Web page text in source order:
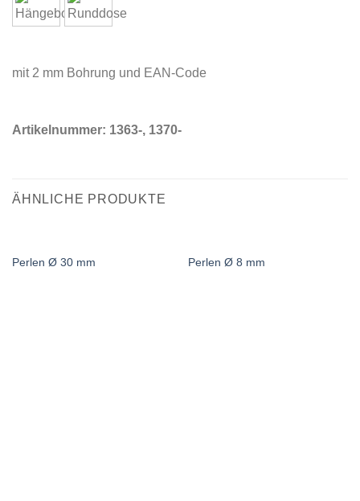
mit 2 mm Bohrung und EAN-Code
Artikelnummer: 1363-, 1370-
ÄHNLICHE PRODUKTE
Perlen Ø 30 mm Perlen Ø 8 mm